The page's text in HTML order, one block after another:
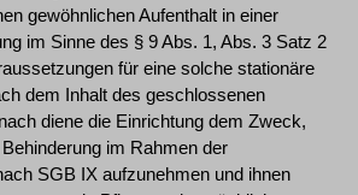
gewöhnlichen Aufenthalt in einer
im Sinne des § 9 Abs. 1, Abs. 3 Satz 2
für eine solche stationäre
dem Inhalt des geschlossenen
diene die Einrichtung dem Zweck,
im Rahmen der
SGB IX aufzunehmen und ihnen